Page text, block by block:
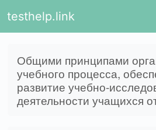
testhelp.link
Общими принципами
учебного процесса,
развитие учебно-
деятельности учащихся